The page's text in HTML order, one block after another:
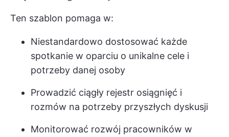
Ten szablon pomaga w:
Niestandardowo dostosować każde
spotkanie w oparciu o unikalne cele i
potrzeby danej osoby
Prowadzić ciągły rejestr osiągnięć i
rozmów na potrzeby przyszłych dyskusji
Monitorować rozwój pracowników w